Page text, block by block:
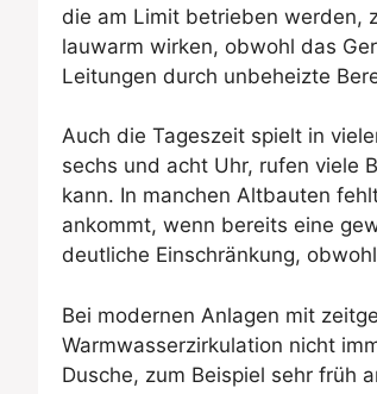
die am Limit betrieben werden,
lauwarm wirken, obwohl das
Leitungen durch unbeheizte
Auch die Tageszeit spielt in
sechs und acht Uhr, rufen viele
kann. In manchen Altbauten
ankommt, wenn bereits eine
deutliche Einschränkung,
Bei modernen Anlagen mit
Warmwasserzirkulation nicht
Dusche, zum Beispiel sehr früh